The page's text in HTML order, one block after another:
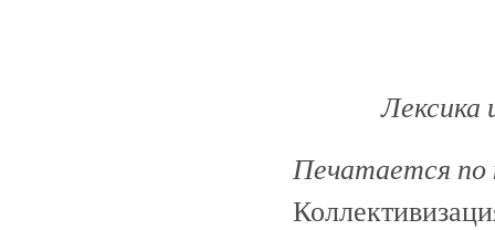
Лексика
Печатается